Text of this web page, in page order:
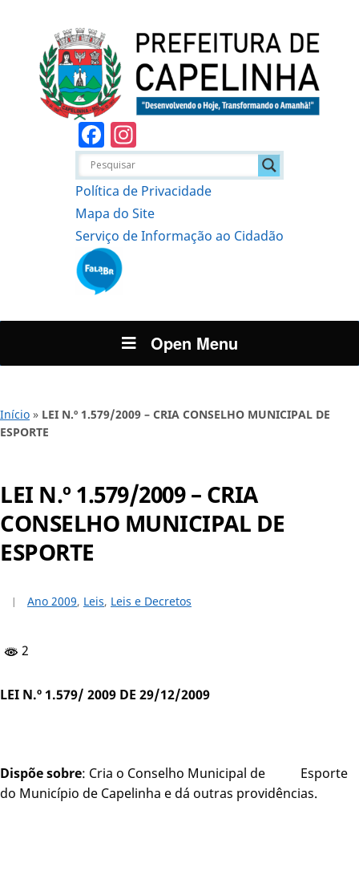
Facebook
Política de Privacidade
Mapa do Site
Serviço de Informação ao Cidadão
Open Menu
Início » LEI N.º 1.579/2009 – CRIA CONSELHO MUNICIPAL DE
ESPORTE
LEI N.º 1.579/2009 – CRIA
CONSELHO MUNICIPAL DE
ESPORTE
Ano 2009, Leis, Leis e Decretos
2
LEI N.º 1.579/ 2009 DE 29/12/2009
Dispõe sobre: Cria o Conselho Municipal de Esporte
do Município de Capelinha e dá outras providências.